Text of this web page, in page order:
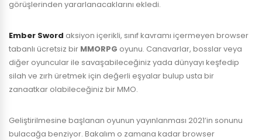
görüşlerinden yararlanacaklarını ekledi.
Ember Sword aksiyon içerikli, sınıf kavramı içermeyen browser
tabanlı ücretsiz bir MMORPG oyunu. Canavarlar, bosslar veya
diğer oyuncular ile savaşabileceğiniz yada dünyayı keşfedip
silah ve zırh üretmek için değerli eşyalar bulup usta bir
zanaatkar olabileceğiniz bir MMO.
Geliştirilmesine başlanan oyunun yayınlanması 2021’in sonunu
bulacağa benziyor. Bakalım o zamana kadar browser